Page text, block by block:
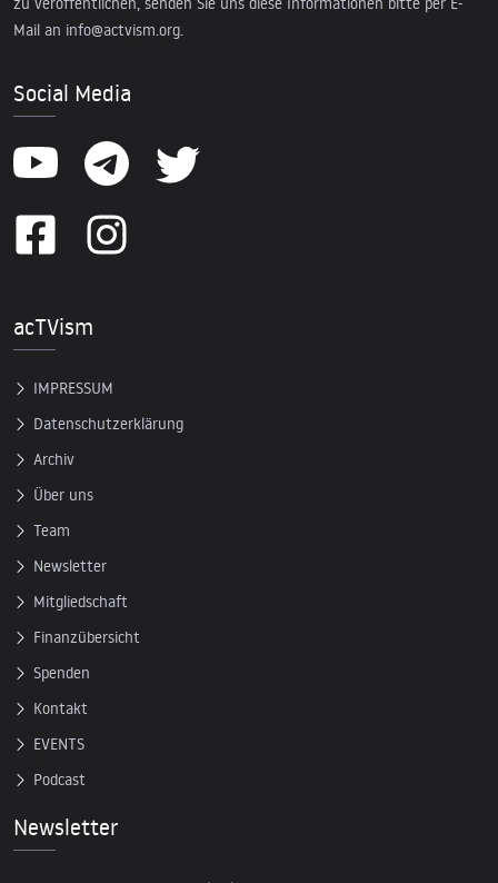
Mail an info@actvism.org.
Social Media
acTVism
IMPRESSUM
Datenschutzerklärung
Archiv
Über uns
Team
Newsletter
Mitgliedschaft
Finanzübersicht
Spenden
Kontakt
EVENTS
Podcast
Newsletter